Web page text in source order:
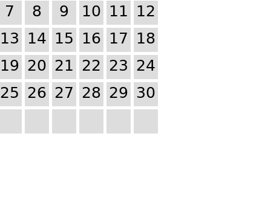
7
8 9 10 11 12
13 14 15 16 17 18
19 20 21 22 23 24
25 26 27 28 29 30